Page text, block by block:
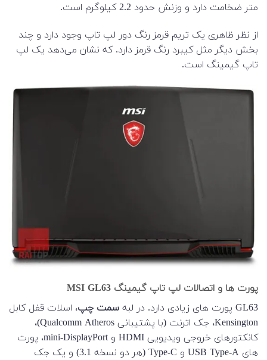
متر ضخامت دارد و وزنش حدود 2.2 کیلوگرم است.
از نظر ظاهری یک تریم قرمز رنگ دور لپ تاپ وجود دارد و چند
بخش دیگر مثل کیبرد رنگ قرمز دارد. که نشان می‌دهد یک لپ
تاپ گیمینگ است.
پورت ها و اتصالات لپ تاپ گیمینگ MSI GL63
GL63 پورت های زیادی دارد. در لبه
سمت چپ، اسلات قفل کابل
Kensington، جک اترنت (با پشتیبانی Qualcomm Atheros)،
کانکتورهای خروجی ویدیویی HDMI و mini-DisplayPort، پورت
های USB Type-A و Type-C (هر دو نسخه 3.1) و یک جک